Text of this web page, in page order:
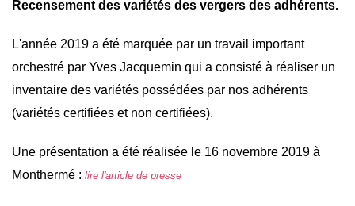
Recensement des variétés des vergers des adhérents.
L'année 2019 a été marquée par un travail important
orchestré par Yves Jacquemin qui a consisté à réaliser un
inventaire des variétés possédées par nos adhérents
(variétés certifiées et non certifiées).
Une présentation a été réalisée le 16 novembre 2019 à
Monthermé : lire l'article de presse